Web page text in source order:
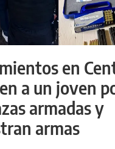
en
a un joven
armadas y
armas